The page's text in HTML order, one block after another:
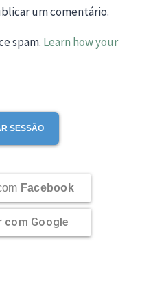
um comentário.
spam. Learn how your
SESSÃO
Facebook
com Google